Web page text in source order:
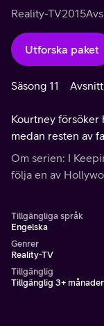
Reality-TV2015
Utforska paket
Säsong 11
Kourtney försöker
medan resten av
Om serien: I
följa en av
Tillgängliga språk
Engelska
Genrer
Reality-TV
Tillgänglig
Tillgänglig 3+ månader